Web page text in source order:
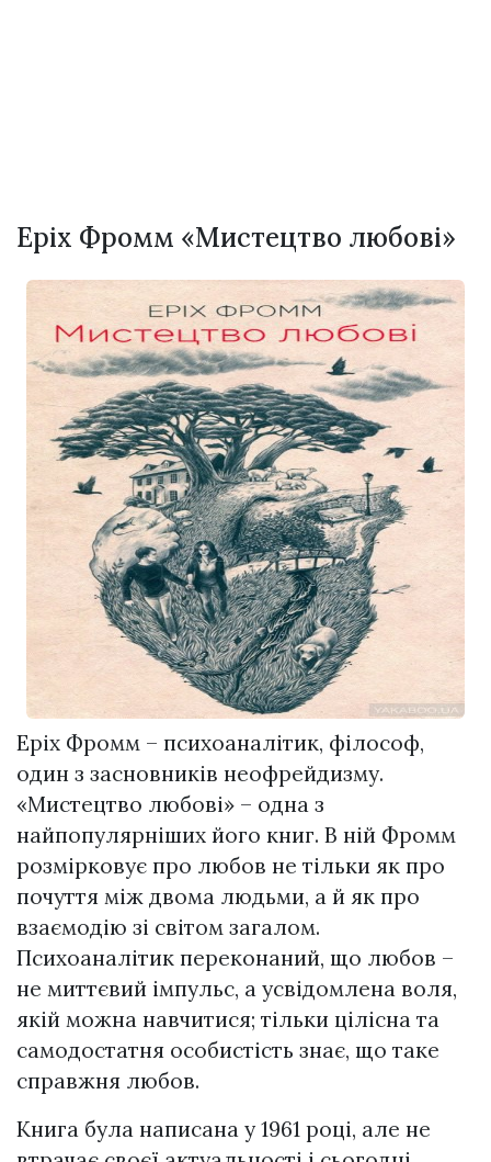
Еріх Фромм «Мистецтво любові»
Еріх Фромм – психоаналітик, філософ,
один з засновників неофрейдизму.
«Мистецтво любові» – одна з
найпопулярніших його книг. В ній Фромм
розмірковує про любов не тільки як про
почуття між двома людьми, а й як про
взаємодію зі світом загалом.
Психоаналітик переконаний, що любов –
не миттєвий імпульс, а усвідомлена воля,
якій можна навчитися; тільки цілісна та
самодостатня особистість знає, що таке
справжня любов.
Книга була написана у 1961 році, але не